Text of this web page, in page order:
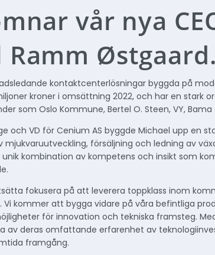
vår nya
Ramm Østgaard.
kontaktcenterlösningar byggda på
kroner i omsättning 2022, och har en stark
som Oslo Kommune, Bertel O. Steen, VY,
och VD för Cenium AS byggde Michael upp en
mjukvaruutveckling, försäljning och ledning av
kombination av kompetens och insikt som
fokusera på att leverera toppklass inom
Vi kommer att bygga vidare på våra befintliga
för innovation och tekniska framsteg.
av deras omfattande erfarenhet av
framgång.